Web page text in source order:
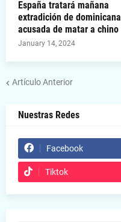
España tratará mañana
extradición de dominicana
acusada de matar a chino
January 14, 2024
Artículo Anterior
Nuestras Redes
Facebook
Tiktok